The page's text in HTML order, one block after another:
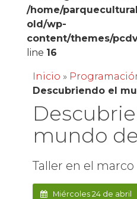
/home/
old/wp-
content/themes/
line 16
Inicio »
Descubriendo el
mundo
Taller en el marco
Miércoles 24 de abril